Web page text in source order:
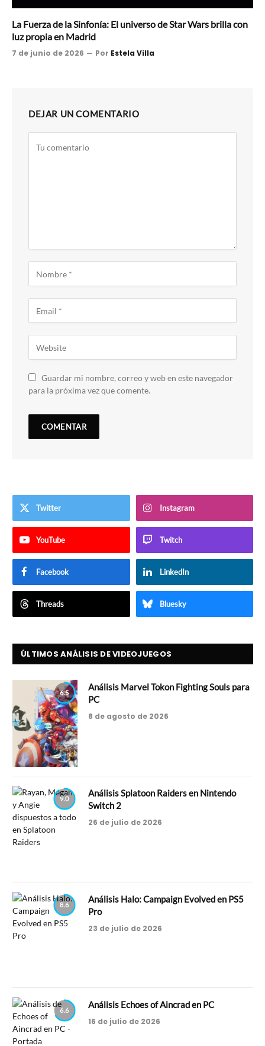
La Fuerza de la Sinfonía: El universo de Star Wars brilla con
luz propia en Madrid
7 de junio de 2026 Por Estela Villa
DEJAR UN COMENTARIO
Guardar mi nombre, correo y web en este navegador
para la próxima vez que comente.
Twitter Instagram
YouTube Twitch
Facebook LinkedIn
Threads Bluesky
ÚLTIMOS ANÁLISIS DE VIDEOJUEGOS
6.5
Análisis Marvel Tokon Fighting Souls para
PC
8 de agosto de 2026
9.0
Análisis Splatoon Raiders en Nintendo
Switch 2
26 de julio de 2026
8.6
Análisis Halo: Campaign Evolved en PS5
Pro
23 de julio de 2026
6.6
Análisis Echoes of Aincrad en PC
16 de julio de 2026